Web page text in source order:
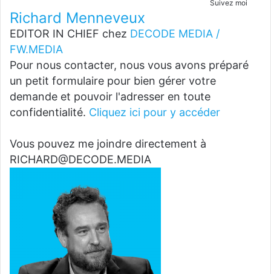
Suivez moi
Richard Menneveux
EDITOR IN CHIEF chez DECODE MEDIA /
FW.MEDIA
Pour nous contacter, nous vous avons préparé
un petit formulaire pour bien gérer votre
demande et pouvoir l'adresser en toute
confidentialité. Cliquez ici pour y accéder
Vous pouvez me joindre directement à
RICHARD@DECODE.MEDIA